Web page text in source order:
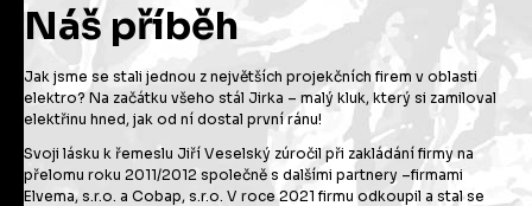
Náš příběh
Jak jsme se stali jednou z největších projekčních firem v oblasti
elektro? Na začátku všeho stál Jirka – malý kluk, který si zamiloval
elektřinu hned, jak od ní dostal první ránu!
Svoji lásku k řemeslu Jiří Veselský zúročil při zakládání firmy na
přelomu roku 2011/2012 společně s dalšími partnery –firmami
Elvema, s.r.o. a Cobap, s.r.o. V roce 2021 firmu odkoupil a stal se